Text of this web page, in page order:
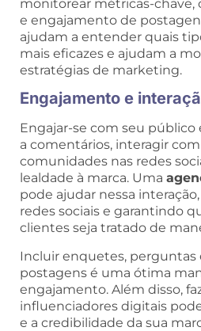
monitorear métricas-chave,
e engajamento de
ajudam a entender quais
mais eficazes e ajudam a
estratégias de marketing.
Engajamento e
Engajar-se com seu público
a comentários, interagir
comunidades nas redes
lealdade à marca. Uma
pode ajudar nessa
redes sociais e garantindo
clientes seja tratado de
Incluir enquetes, perguntas
postagens é uma ótima
engajamento. Além disso,
influenciadores digitais
e a credibilidade da sua